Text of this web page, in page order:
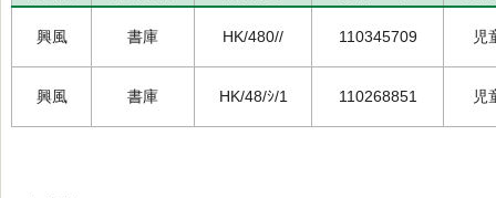
興風 書庫 HK/480// 110345709 児
興風 書庫 HK/48/ｼ/1 110268851 児